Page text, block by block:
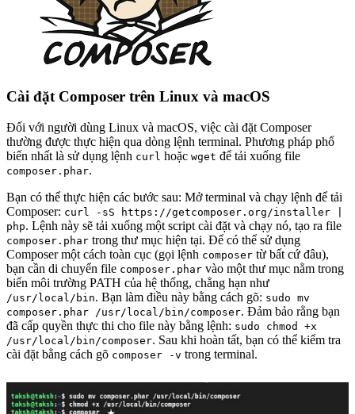
Cài đặt Composer trên Linux và macOS
Đối với người dùng Linux và macOS, việc cài đặt Composer
thường được thực hiện qua dòng lệnh terminal. Phương pháp phổ
biến nhất là sử dụng lệnh curl hoặc wget để tải xuống file
composer.phar.
Bạn có thể thực hiện các bước sau: Mở terminal và chạy lệnh để tải
Composer: curl -sS https://getcomposer.org/installer |
php. Lệnh này sẽ tải xuống một script cài đặt và chạy nó, tạo ra file
composer.phar trong thư mục hiện tại. Để có thể sử dụng
Composer một cách toàn cục (gọi lệnh composer từ bất cứ đâu),
bạn cần di chuyển file composer.phar vào một thư mục nằm trong
biến môi trường PATH của hệ thống, chẳng hạn như
/usr/local/bin. Bạn làm điều này bằng cách gõ: sudo mv
composer.phar /usr/local/bin/composer. Đảm bảo rằng bạn
đã cấp quyền thực thi cho file này bằng lệnh: sudo chmod +x
/usr/local/bin/composer. Sau khi hoàn tất, bạn có thể kiểm tra
cài đặt bằng cách gõ composer -v trong terminal.